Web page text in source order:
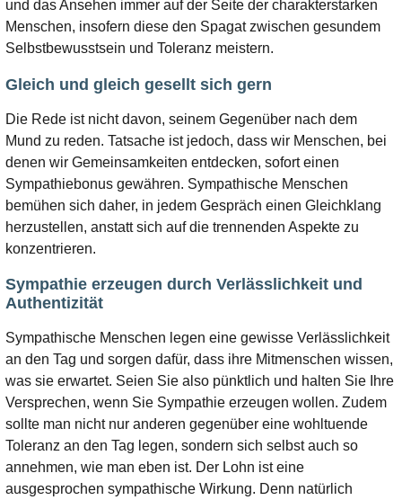
und das Ansehen immer auf der Seite der charakterstarken
Menschen, insofern diese den Spagat zwischen gesundem
Selbstbewusstsein und Toleranz meistern.
Gleich und gleich gesellt sich gern
Die Rede ist nicht davon, seinem Gegenüber nach dem
Mund zu reden. Tatsache ist jedoch, dass wir Menschen, bei
denen wir Gemeinsamkeiten entdecken, sofort einen
Sympathiebonus gewähren. Sympathische Menschen
bemühen sich daher, in jedem Gespräch einen Gleichklang
herzustellen, anstatt sich auf die trennenden Aspekte zu
konzentrieren.
Sympathie erzeugen durch Verlässlichkeit und
Authentizität
Sympathische Menschen legen eine gewisse Verlässlichkeit
an den Tag und sorgen dafür, dass ihre Mitmenschen wissen,
was sie erwartet. Seien Sie also pünktlich und halten Sie Ihre
Versprechen, wenn Sie Sympathie erzeugen wollen. Zudem
sollte man nicht nur anderen gegenüber eine wohltuende
Toleranz an den Tag legen, sondern sich selbst auch so
annehmen, wie man eben ist. Der Lohn ist eine
ausgesprochen sympathische Wirkung. Denn natürlich